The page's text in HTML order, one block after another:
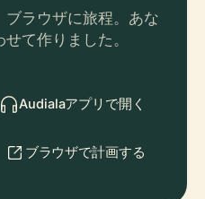
ラウザに旅程。あな
て作りました。
Audialaアプリで開く
ブラウザで計画する